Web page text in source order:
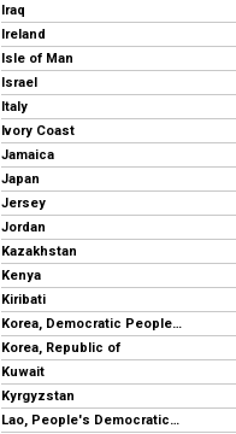
Iraq
Ireland
Isle of Man
Israel
Italy
Ivory Coast
Jamaica
Japan
Jersey
Jordan
Kazakhstan
Kenya
Kiribati
Korea, Democratic People's Rep.
Korea, Republic of
Kuwait
Kyrgyzstan
Lao, People's Democratic Republic